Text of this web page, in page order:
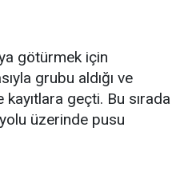
götürmek için
grubu aldığı ve
geçti. Bu sırada
üzerinde pusu